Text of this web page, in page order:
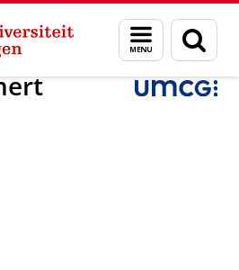
Menu
en
zoeken
J.P. van Gemert